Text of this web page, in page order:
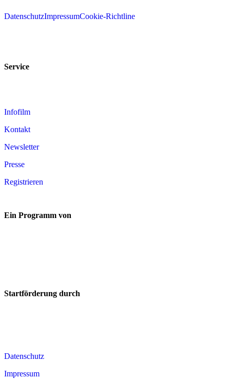
DatenschutzImpressumCookie-Richtline
Service
Infofilm
Kontakt
Newsletter
Presse
Registrieren
Ein Programm von
Startförderung durch
Datenschutz
Impressum